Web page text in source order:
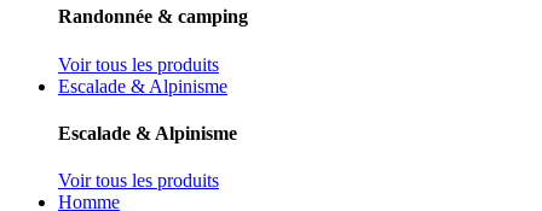
Randonnée & camping
Voir tous les produits
Escalade & Alpinisme
Escalade & Alpinisme
Voir tous les produits
Homme